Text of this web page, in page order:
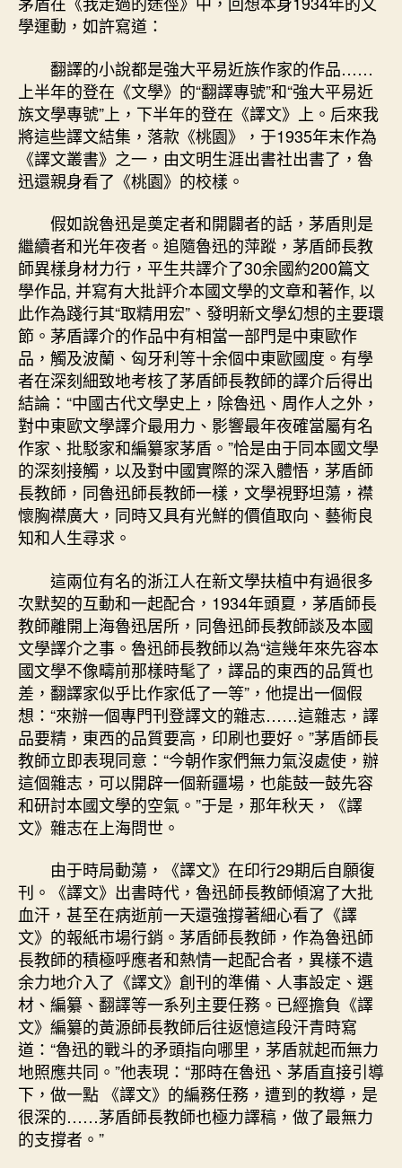
學運動，如許寫道：
翻譯的小說都是強大平易近族作家的作品……
上半年的登在《文學》的“翻譯專號”和“強大平易近
族文學專號”上，下半年的登在《譯文》上。后來我
將這些譯文結集，落款《桃園》，于1935年末作為
《譯文叢書》之一，由文明生涯出書社出書了，魯
迅還親身看了《桃園》的校樣。
假如說魯迅是奠定者和開闢者的話，茅盾則是
繼續者和光年夜者。追隨魯迅的萍蹤，茅盾師長教
師異樣身材力行，平生共譯介了30余國約200篇文
學作品, 并寫有大批評介本國文學的文章和著作, 以
此作為踐行其“取精用宏”、發明新文學幻想的主要環
節。茅盾譯介的作品中有相當一部門是中東歐作
品，觸及波蘭、匈牙利等十余個中東歐國度。有學
者在深刻細致地考核了茅盾師長教師的譯介后得出
結論：“中國古代文學史上，除魯迅、周作人之外，
對中東歐文學譯介最用力、影響最年夜確當屬有名
作家、批駁家和編纂家茅盾。”恰是由于同本國文學
的深刻接觸，以及對中國實際的深入體悟，茅盾師
長教師，同魯迅師長教師一樣，文學視野坦蕩，襟
懷胸襟廣大，同時又具有光鮮的價值取向、藝術良
知和人生尋求。
這兩位有名的浙江人在新文學扶植中有過很多
次默契的互動和一起配合，1934年頭夏，茅盾師長
教師離開上海魯迅居所，同魯迅師長教師談及本國
文學譯介之事。魯迅師長教師以為“這幾年來先容本
國文學不像疇前那樣時髦了，譯品的東西的品質也
差，翻譯家似乎比作家低了一等”，他提出一個假
想：“來辦一個專門刊登譯文的雜志……這雜志，譯
品要精，東西的品質要高，印刷也要好。”茅盾師長
教師立即表現同意：“今朝作家們無力氣沒處使，辦
這個雜志，可以開辟一個新疆場，也能鼓一鼓先容
和研討本國文學的空氣。”于是，那年秋天，《譯
文》雜志在上海問世。
由于時局動蕩，《譯文》在印行29期后自願復
刊。《譯文》出書時代，魯迅師長教師傾瀉了大批
血汗，甚至在病逝前一天還強撐著細心看了《譯
文》的報紙市場行銷。茅盾師長教師，作為魯迅師
長教師的積極呼應者和熱情一起配合者，異樣不遺
余力地介入了《譯文》創刊的準備、人事設定、選
材、編纂、翻譯等一系列主要任務。已經擔負《譯
文》編纂的黃源師長教師后往返憶這段汗青時寫
道：“魯迅的戰斗的矛頭指向哪里，茅盾就起而無力
地照應共同。”他表現：“那時在魯迅、茅盾直接引導
下，做一點 《譯文》的編務任務，遭到的教導，是
很深的……茅盾師長教師也極力譯稿，做了最無力
的支撐者。”